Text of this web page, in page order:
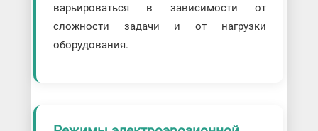
варьироваться в зависимости от
сложности задачи и от нагрузки
оборудования.